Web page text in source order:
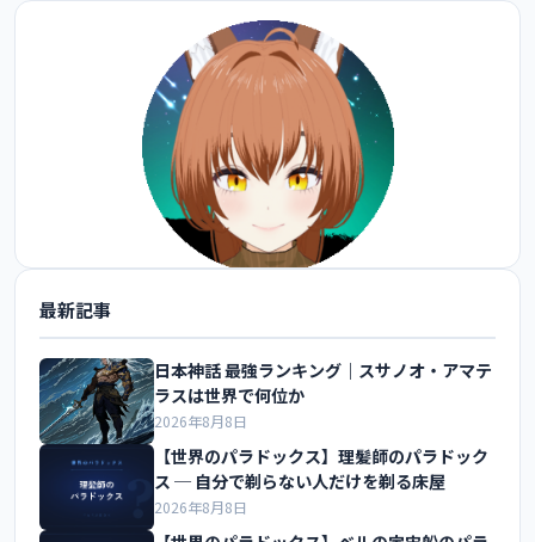
最新記事
日本神話 最強ランキング｜スサノオ・アマテ
ラスは世界で何位か
2026年8月8日
【世界のパラドックス】理髪師のパラドック
ス ─ 自分で剃らない人だけを剃る床屋
2026年8月8日